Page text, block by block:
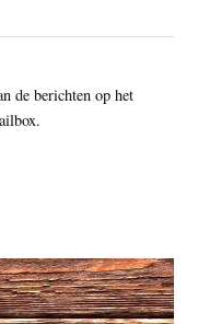
de berichten op het